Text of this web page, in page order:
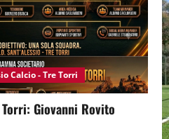
Calcio - Tre Torri
Giovanni Rovito